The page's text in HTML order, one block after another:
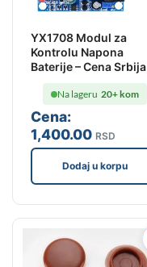
YX1708 Modul za
Kontrolu Napona
Baterije – Cena Srbija
Cena:
1,400.00 RSD
Na lageru 20+ kom
Dodaj u korpu